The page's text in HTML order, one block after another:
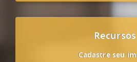
Recursos
Cadastre seu